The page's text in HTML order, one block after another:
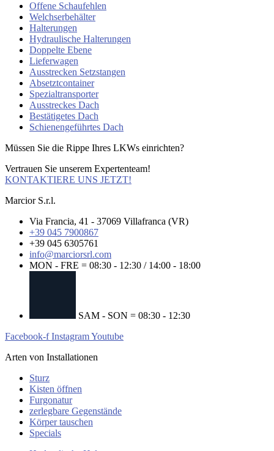
Offene Schaufehlen
Welchserbehälter
Halterungen
Hydraulische Halterungen
Doppelte Ebene
Lieferwagen
Ausstrecken Setzstangen
Absetztcontainer
Spezialtransporter
Ausstreckes Dach
Bestätigetes Dach
Schienengeführtes Dach
Müssen Sie die Rippe Ihres LKWs einrichten?
Vertrauen Sie unserem Expertenteam!
KONTAKTIERE UNS JETZT!
Marcior S.r.l.
Via Francia, 41 - 37069 Villafranca (VR)
+39 045 7900867
+39 045 6305761
info@marciorsrl.com
MON - FRE = 08:30 - 12:30 / 14:00 - 18:00
SAM - SON = 08:30 - 12:30
Facebook-f InstagramYoutube
Arten von Installationen
Sturz
Kisten öffnen
Furgonatur
zerlegbare Gegenstände
Körper tauschen
Specials